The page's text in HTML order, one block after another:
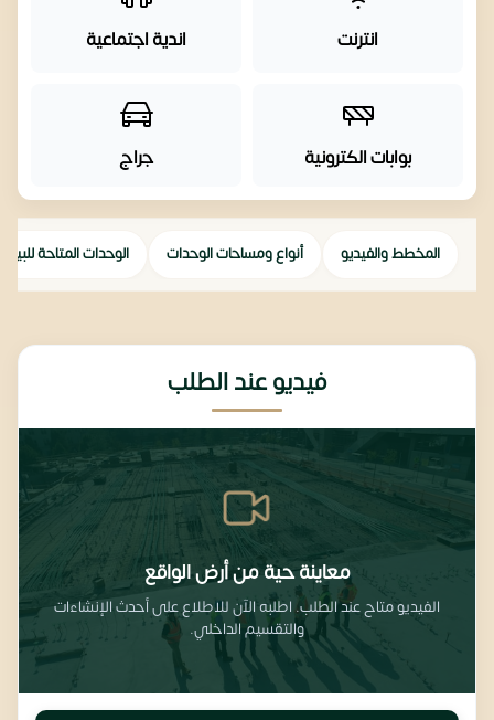
انترنت اندية اجتماعية
بوابات الكترونية جراج
المخطط والفيديو أنواع ومساحات الوحدات الوحدات المتاحة للبيع
فيديو عند الطلب
معاينة حية من أرض الواقع
الفيديو متاح عند الطلب. اطلبه الآن للاطلاع على أحدث الإنشاءات
والتقسيم الداخلي.